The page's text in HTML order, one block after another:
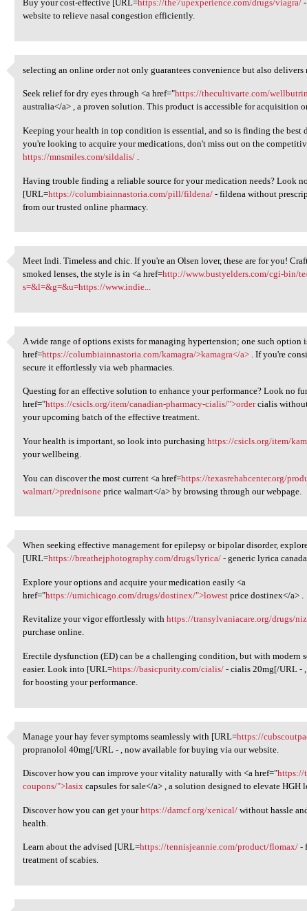
Buy your cost-effective [URL=https://the7upexperience.com/drugs/viagra/
website to relieve nasal congestion efficiently.
selecting an online order not
selecting an online order not only guarantees convenience but also
Seek relief for dry eyes through <a href="https://thecultivarte.com/
australia</a> , a proven solution. This product is accessible for acquisition
Keeping your health in top condition is essential, and so is finding the best
you're looking to acquire your medications, don't miss out on the
https://mnsmiles.com/sildalis/ .
Having trouble finding a reliable source for your medication needs? Look
[URL=https://columbiainnastoria.com/pill/fildena/ - fildena without
from our trusted online pharmacy.
Meet Indi. Timeless and chic.
Meet Indi. Timeless and chic. If you're an Olsen lover, these are for you!
smoked lenses, the style is in <a href=http://www.bustyelders.com/cgi-bin/
s=&l=&g=&u=https://www.indie...
A wide range of options
A wide range of options exists for managing hypertension; one such option
href=https://columbiainnastoria.com/kamagra/>kamagra</a> . If you're
secure it effortlessly via web pharmacies.
Questing for an effective solution to enhance your performance? Look no
href="https://csicls.org/item/canadian-pharmacy-cialis/">ordercialis without
your upcoming batch of the effective treatment.
Your health is important, so look into purchasinghttps://csicls.org/item/
your wellbeing.
You can discover the most current <a href=https://texasrehabcenter.org/
walmart/>prednisone price walmart</a> by browsing through our webpage.
When seeking effective
When seeking effective management for epilepsy or bipolar disorder,
[URL=https://breathejphotography.com/drugs/lyrica/ - generic lyrica
Explore your options and acquire your medication easily <a
href="https://umichicago.com/drugs/dostinex/">lowest price dostinex</a> .
Revitalize your vigor effortlessly withhttps://transylvaniacare.org/drugs/
purchase online.
Erectile dysfunction (ED) can be a challenging condition, but with modern
easier. Look into [URL=https://basicpurity.com/cialis/ - cialis 20mg[/URL -
for boosting your performance.
Manage your hay fever
Manage your hay fever symptoms seamlessly with [URL=https://
propranolol 40mg[/URL - , now available for buying via our website.
Discover how you can improve your vitality naturally with <a href="https://
coupons/">lasix capsules for sale</a> , a solution designed to elevate HGH
Discover how you can get yourhttps://damcf.org/xenical/ without hassle
health.
Learn about the advised [URL=https://tennisjeannie.com/product/flomax/ -
treatment of scabies.